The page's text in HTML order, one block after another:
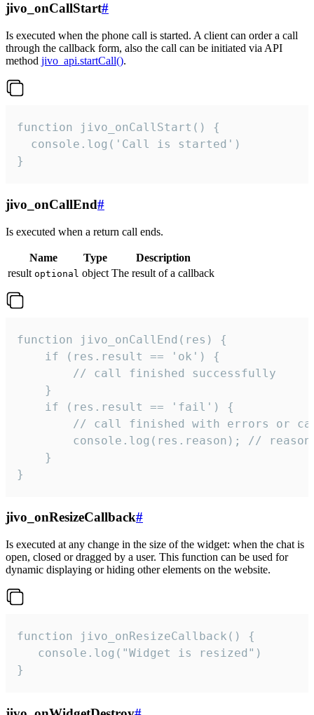
jivo_onCallStart#
Is executed when the phone call is started. A client can order a call
through the callback form, also the call can be initiated via API
method jivo_api.startCall().
function jivo_onCallStart() {
  console.log('Call is started')
}
jivo_onCallEnd#
Is executed when a return call ends.
Name Type
Description
result optional object The result of a callback
function jivo_onCallEnd(res) {
    if (res.result == 'ok') {
        // call finished successfully
    }
    if (res.result == 'fail') {
// call finished with errors or
console.log(res.reason); //
    }
}
jivo_onResizeCallback#
Is executed at any change in the size of the widget: when the chat is
open, closed or dragged by a user. This function can be used for
dynamic displaying or hiding other elements on the website.
function jivo_onResizeCallback() {
   console.log("Widget is resized")
}